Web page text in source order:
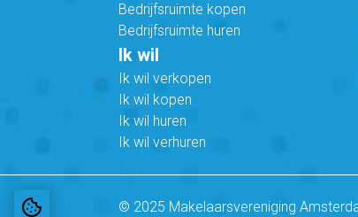
Bedrijfsruimte kopen
Bedrijfsruimte huren
Ik wil
Ik wil verkopen
Ik wil kopen
Ik wil huren
Ik wil verhuren
© 2025 Makelaarsvereniging